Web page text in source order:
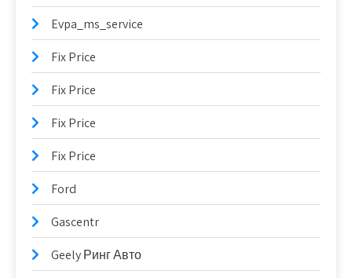
Evpa_ms_service
Fix Price
Fix Price
Fix Price
Fix Price
Ford
Gascentr
Geely Ринг Авто